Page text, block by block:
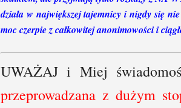
działa w największej tajemnicy i nigdy się
moc czerpie z całkowitej anonimowości i
UWAŻAJ i Miej
przeprowadzana z dużym